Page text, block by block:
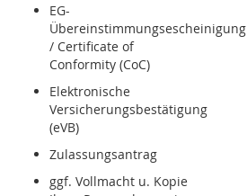
EG-
Übereinstimmungsescheinigung
/ Certificate of
Conformity (CoC)
Elektronische
Versicherungsbestätigung
(eVB)
Zulassungsantrag
ggf. Vollmacht u. Kopie